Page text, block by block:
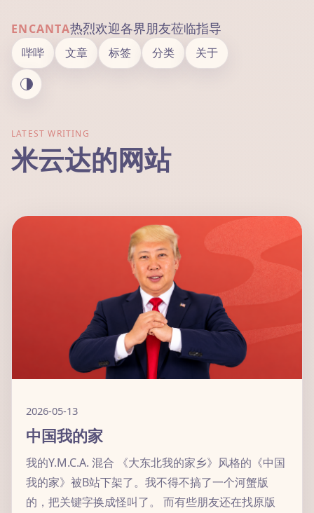
ENCANTA热烈欢迎各界朋友莅临指导
哔哔 文章 标签 分类 关于
LATEST WRITING
米云达的网站
2026-05-13
中国我的家
我的Y.M.C.A. 混合 《大东北我的家乡》风格的《中国
我的家》被B站下架了。我不得不搞了一个河蟹版
的，把关键字换成怪叫了。 而有些朋友还在找原版